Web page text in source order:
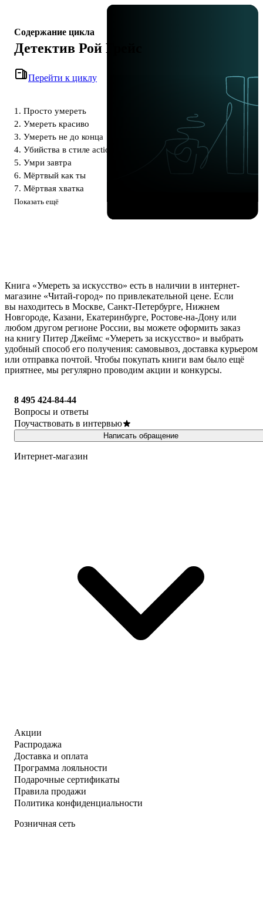
Содержание цикла
Детектив Рой Грейс
Перейти к циклу
1. Просто умереть
2. Умереть красиво
3. Умереть не до конца
4. Убийства в стиле action
5. Умри завтра
6. Мёртвый как ты
7. Мёртвая хватка
Показать ещё
Книга «Умереть за искусство» есть в наличии в интернет-
магазине «Читай-город» по привлекательной цене. Если
вы находитесь в Москве, Санкт-Петербурге, Нижнем
Новгороде, Казани, Екатеринбурге, Ростове-на-Дону или
любом другом регионе России, вы можете оформить заказ
на книгу Питер Джеймс «Умереть за искусство» и выбрать
удобный способ его получения: самовывоз, доставка курьером
или отправка почтой. Чтобы покупать книги вам было ещё
приятнее, мы регулярно проводим акции и конкурсы.
8 495 424-84-44
Вопросы и ответы
Поучаствовать в интервью
Написать обращение
Интернет-магазин
Акции
Распродажа
Доставка и оплата
Программа лояльности
Подарочные сертификаты
Правила продажи
Политика конфиденциальности
Розничная сеть